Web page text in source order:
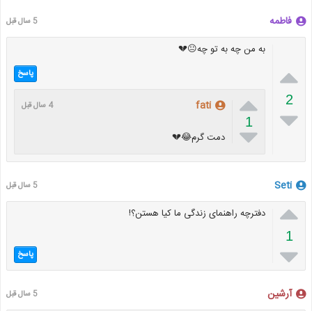
فاطمه 5 سال قبل

2

به من چه به تو چه😐💔
پاسخ

1

fati 4 سال قبل
دمت گرم😂💔
Seti 5 سال قبل

1

دفترچه راهنمای زندگی ما کیا هستن؟!
پاسخ
آرشین 5 سال قبل